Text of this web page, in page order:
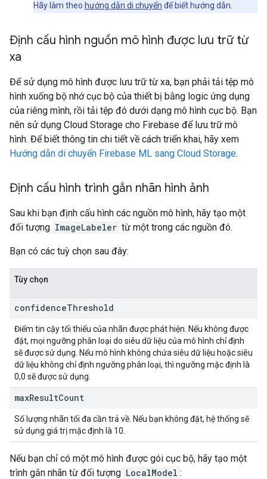
Hãy làm theo hướng dẫn di chuyển để biết hướng dẫn.
Định cấu hình nguồn mô hình được lưu trữ từ
xa
Để sử dụng mô hình được lưu trữ từ xa, bạn phải tải tệp mô
hình xuống bộ nhớ cục bộ của thiết bị bằng logic ứng dụng
của riêng mình, rồi tải tệp đó dưới dạng mô hình cục bộ. Bạn
nên sử dụng Cloud Storage cho Firebase để lưu trữ mô
hình. Để biết thông tin chi tiết về cách triển khai, hãy xem
Hướng dẫn di chuyển Firebase ML sang Cloud Storage.
Định cấu hình trình gắn nhãn hình ảnh
Sau khi bạn định cấu hình các nguồn mô hình, hãy tạo một
đối tượng ImageLabeler từ một trong các nguồn đó.
Bạn có các tuỳ chọn sau đây:
Tùy chọn
confidenceThreshold
Điểm tin cậy tối thiểu của nhãn được phát hiện. Nếu không được
đặt, mọi ngưỡng phân loại do siêu dữ liệu của mô hình chỉ định
sẽ được sử dụng. Nếu mô hình không chứa siêu dữ liệu hoặc siêu
dữ liệu không chỉ định ngưỡng phân loại, thì ngưỡng mặc định là
0,0 sẽ được sử dụng.
maxResultCount
Số lượng nhãn tối đa cần trả về. Nếu bạn không đặt, hệ thống sẽ
sử dụng giá trị mặc định là 10.
Nếu bạn chỉ có một mô hình được gói cục bộ, hãy tạo một
trình gắn nhãn từ đối tượng LocalModel :